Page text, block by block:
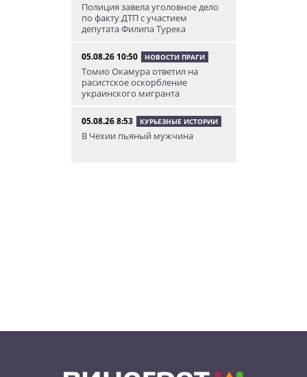
Полиция завела уголовное дело
по факту ДТП с участием
депутата Филипа Турека
05.08.26 10:50 НОВОСТИ ПРАГИ
Томио Окамура ответил на
расистское оскорбление
украинского мигранта
05.08.26 8:53 КУРЬЕЗНЫЕ ИСТОРИИ
В Чехии пьяный мужчина